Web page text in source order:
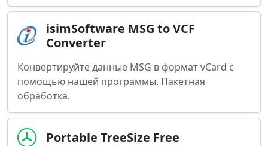
isimSoftware MSG to VCF
Converter
Конвертируйте данные MSG в формат vCard с
помощью нашей программы. Пакетная
обработка.
Portable TreeSize Free